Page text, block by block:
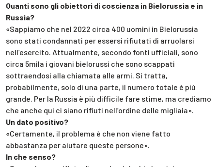
Quanti sono gli obiettori di coscienza in Bielorussia e in
Russia?
«Sappiamo che nel 2022 circa 400 uomini in Bielorussia
sono stati condannati per essersi rifiutati di arruolarsi
nell’esercito. Attualmente, secondo fonti ufficiali, sono
circa 5mila i giovani bielorussi che sono scappati
sottraendosi alla chiamata alle armi. Si tratta,
probabilmente, solo di una parte, il numero totale è più
grande. Per la Russia è più difficile fare stime, ma crediamo
che anche qui ci siano rifiuti nell’ordine delle migliaia».
Un dato positivo?
«Certamente, il problema è che non viene fatto
abbastanza per aiutare queste persone».
In che senso?